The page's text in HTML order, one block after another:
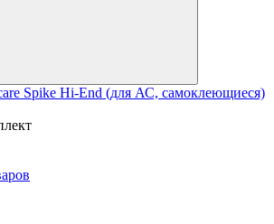
Spike Hi-End (для АС, самоклеющиеся)